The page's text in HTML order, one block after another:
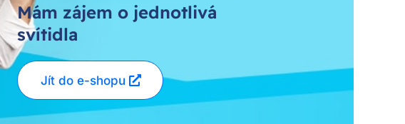
Mám zájem o jednotlivá
svítidla
Jít do e-shopu